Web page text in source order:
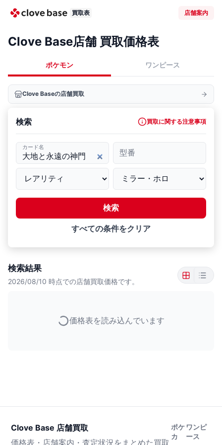
買取表 店舗案内
Clove Base店舗 買取価格表
ポケモン ワンピース
Clove Baseの店舗買取
検索 買取に関する注意事項
カード名
型番
検索
すべての条件をクリア
検索結果
2026/08/10 時点での店舗買取価格です。
価格表を読み込んでいます
Clove Base 店舗買取
価格表・店舗案内・査定状況をまとめた買取
ポケ
カ
ワンピ
ース